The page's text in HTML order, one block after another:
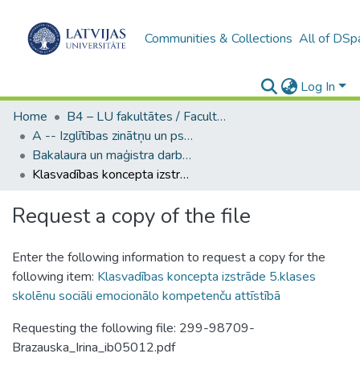
Communities & Collections All of
Log In
Home
B4 – LU fakultātes / Faculties of the UL
A -- Izglītības zinātņu un psiholoģijas fakultāte / Faculty of Education Sciences and Psychology
Bakalaura un maģistra darbi (PPMF) / Bachelor's and Master's theses
Klasvadības koncepta izstrāde 5.klases skolēnu sociāli emocionālo kompetenču attīstībā
Request a copy of the file
Enter the following information to request a copy for the
following item: Klasvadības koncepta izstrāde 5.klases
skolēnu sociāli emocionālo kompetenču attīstībā
Requesting the following file: 299-98709-
Brazauska_Irina_ib05012.pdf